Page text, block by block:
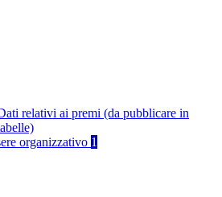
relativi ai premi (da pubblicare in
organizzativo 1